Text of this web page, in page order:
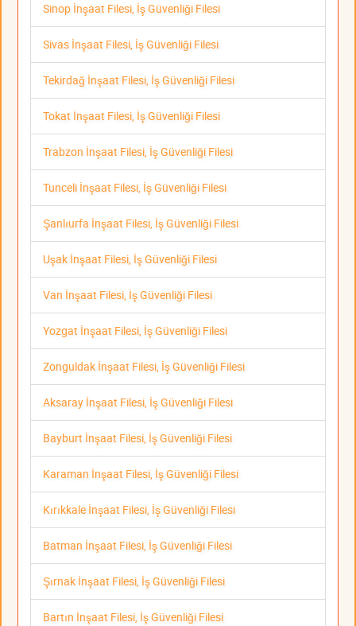
Sinop İnşaat Filesi, İş Güvenliği Filesi
Sivas İnşaat Filesi, İş Güvenliği Filesi
Tekirdağ İnşaat Filesi, İş Güvenliği Filesi
Tokat İnşaat Filesi, İş Güvenliği Filesi
Trabzon İnşaat Filesi, İş Güvenliği Filesi
Tunceli İnşaat Filesi, İş Güvenliği Filesi
Şanlıurfa İnşaat Filesi, İş Güvenliği Filesi
Uşak İnşaat Filesi, İş Güvenliği Filesi
Van İnşaat Filesi, İş Güvenliği Filesi
Yozgat İnşaat Filesi, İş Güvenliği Filesi
Zonguldak İnşaat Filesi, İş Güvenliği Filesi
Aksaray İnşaat Filesi, İş Güvenliği Filesi
Bayburt İnşaat Filesi, İş Güvenliği Filesi
Karaman İnşaat Filesi, İş Güvenliği Filesi
Kırıkkale İnşaat Filesi, İş Güvenliği Filesi
Batman İnşaat Filesi, İş Güvenliği Filesi
Şırnak İnşaat Filesi, İş Güvenliği Filesi
Bartın İnşaat Filesi, İş Güvenliği Filesi